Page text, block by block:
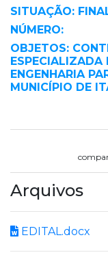
SITUAÇÃO:
NÚMERO:
OBJETOS:
ESPECIALIZADA
ENGENHARIA
MUNICÍPIO DE
Arquivos
EDITAL.docx